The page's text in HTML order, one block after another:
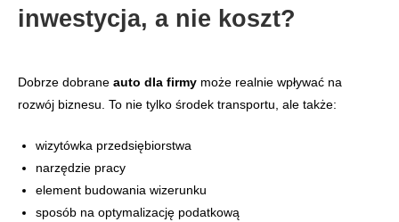
inwestycja, a nie koszt?
Dobrze dobrane auto dla firmy może realnie wpływać na
rozwój biznesu. To nie tylko środek transportu, ale także:
wizytówka przedsiębiorstwa
narzędzie pracy
element budowania wizerunku
sposób na optymalizację podatkową